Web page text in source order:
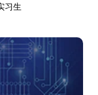
习生